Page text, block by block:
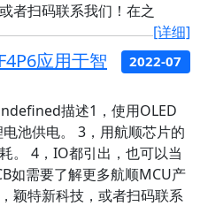
者扫码联系我们！在之
[详细]
2022-07
应用于智
描述1，使用OLED
池供电。 3，用航顺芯片的
。 4，IO都引出，也可以当
如需要了解更多航顺MCU产
颖特新科技，或者扫码联系